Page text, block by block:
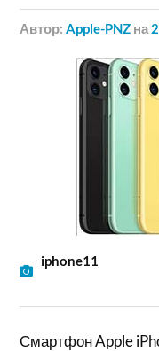
Автор:Apple-PNZ на
iphone11
Смартфон Apple